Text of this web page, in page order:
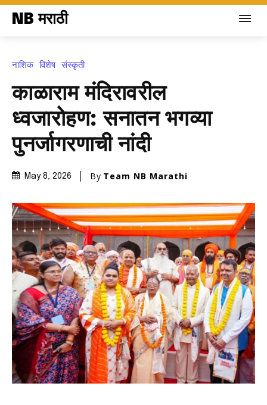
NB मराठी
नाशिक विशेष संस्कृती
काळाराम मंदिरावरील
ध्वजारोहण: सनातन भगव्या
पुनर्जागरणाची नांदी
May 8, 2026 By Team NB Marathi